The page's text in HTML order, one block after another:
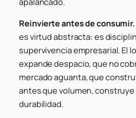
Reinvierte antes de consumir.
es virtud abstracta: es
supervivencia empresarial. El
expande despacio, que no
mercado aguanta, que
antes que volumen,
durabilidad.